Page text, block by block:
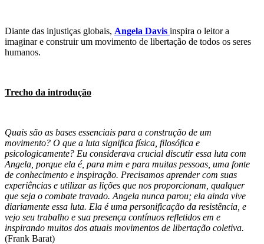
Diante das injustiças globais, Angela Davis inspira o leitor a
imaginar e construir um movimento de libertação de todos os seres
humanos.
Trecho da introdução
Quais são as bases essenciais para a construção de um
movimento? O que a luta significa física, filosófica e
psicologicamente? Eu considerava crucial discutir essa luta com
Angela, porque ela é, para mim e para muitas pessoas, uma fonte
de conhecimento e inspiração. Precisamos aprender com suas
experiências e utilizar as lições que nos proporcionam, qualquer
que seja o combate travado. Angela nunca parou; ela ainda vive
diariamente essa luta. Ela é uma personificação da resistência, e
vejo seu trabalho e sua presença contínuos refletidos em e
inspirando muitos dos atuais movimentos de libertação coletiva.
(Frank Barat)